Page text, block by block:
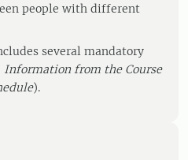
people with different
several mandatory
Information from the Course
).